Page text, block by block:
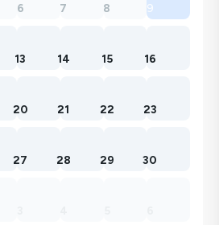
6 7 8 9
13 14 15 16
20 21 22 23
27 28 29 30